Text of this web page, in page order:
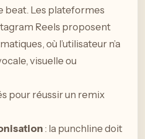
beat. Les plateformes
Reels proposent
où l’utilisateur n’a
visuelle ou
pour réussir un remix
: la punchline doit